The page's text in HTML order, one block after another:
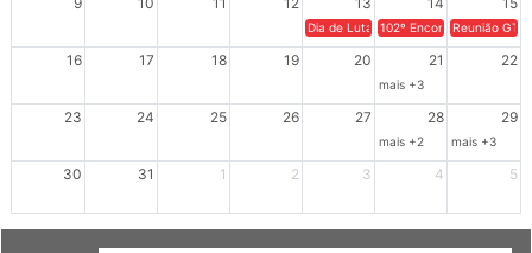
Dia de Luta em Defesa de Cuba e da
102º Encontro da
Reunião
16 17 18 19 20 21 22
mais +3
23 24 25 26 27 28 29
mais +2 mais +3
30 31 1 2 3 4 5